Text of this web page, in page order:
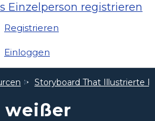
Einzelperson registrieren
Registrieren
Einloggen
Storyboard That Illustrierte
weißer